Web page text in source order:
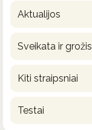
Aktualijos
Sveikata ir grožis
Kiti straipsniai
Testai